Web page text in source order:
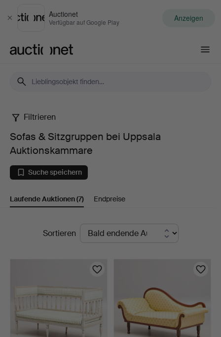
Schließen
Auctionet
Verfügbar auf Google Play Anzeigen
Sofas
Sitzgruppen
bei
Auktionskammare
Filtrieren
Sofas & Sitzgruppen bei Uppsala
Auktionskammare
Suche speichern
Laufende Auktionen(7) Endpreise
LaufendeSortieren